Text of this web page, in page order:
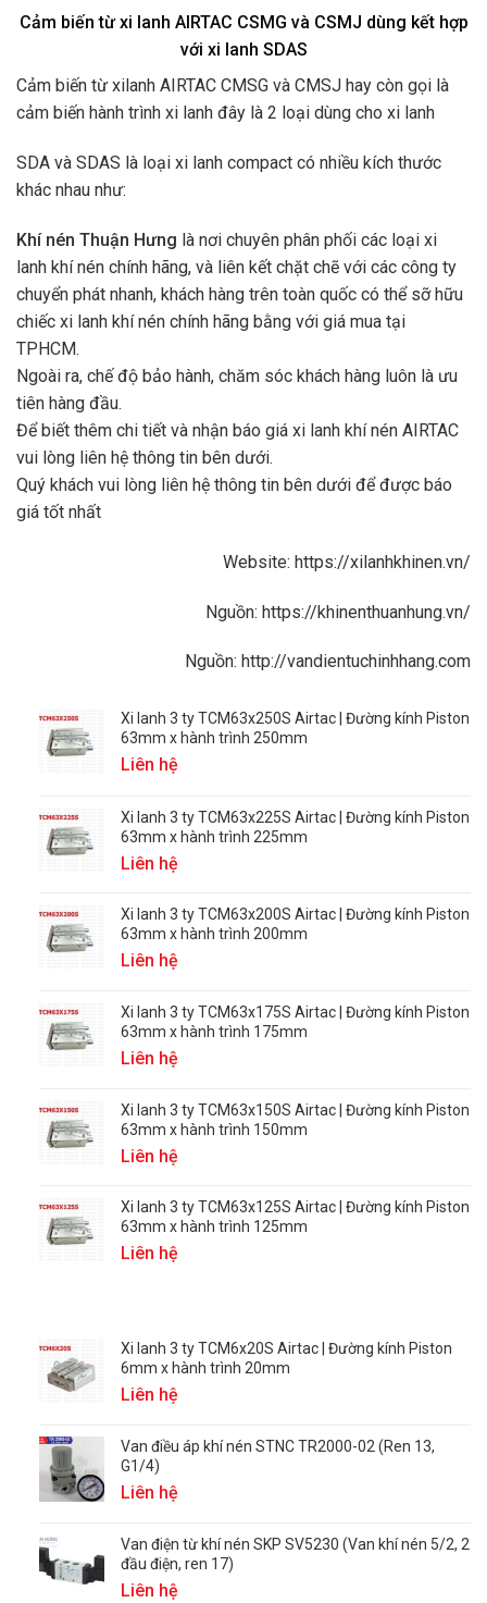
Cảm biến từ xi lanh AIRTAC CSMG và CSMJ dùng kết hợp
với xi lanh SDAS
Cảm biến từ xilanh AIRTAC CMSG và CMSJ hay còn gọi là
cảm biến hành trình xi lanh đây là 2 loại dùng cho xi lanh
SDA và SDAS là loại xi lanh compact có nhiều kích thước
khác nhau như:
Khí nén Thuận Hưng là nơi chuyên phân phối các loại xi
lanh khí nén chính hãng, và liên kết chặt chẽ với các công ty
chuyển phát nhanh, khách hàng trên toàn quốc có thể sỡ hữu
chiếc xi lanh khí nén chính hãng bằng với giá mua tại
TPHCM.
Ngoài ra, chế độ bảo hành, chăm sóc khách hàng luôn là ưu
tiên hàng đầu.
Để biết thêm chi tiết và nhận báo giá xi lanh khí nén AIRTAC
vui lòng liên hệ thông tin bên dưới.
Quý khách vui lòng liên hệ thông tin bên dưới để được báo
giá tốt nhất
Website: https://xilanhkhinen.vn/
Nguồn: https://khinenthuanhung.vn/
Nguồn: http://vandientuchinhhang.com
Xi lanh 3 ty TCM63x250S Airtac | Đường kính Piston
63mm x hành trình 250mm
Liên hệ
Xi lanh 3 ty TCM63x225S Airtac | Đường kính Piston
63mm x hành trình 225mm
Liên hệ
Xi lanh 3 ty TCM63x200S Airtac | Đường kính Piston
63mm x hành trình 200mm
Liên hệ
Xi lanh 3 ty TCM63x175S Airtac | Đường kính Piston
63mm x hành trình 175mm
Liên hệ
Xi lanh 3 ty TCM63x150S Airtac | Đường kính Piston
63mm x hành trình 150mm
Liên hệ
Xi lanh 3 ty TCM63x125S Airtac | Đường kính Piston
63mm x hành trình 125mm
Liên hệ
Xi lanh 3 ty TCM6x20S Airtac | Đường kính Piston
6mm x hành trình 20mm
Liên hệ
Van điều áp khí nén STNC TR2000-02 (Ren 13,
G1/4)
Liên hệ
Van điện từ khí nén SKP SV5230 (Van khí nén 5/2, 2
đầu điện, ren 17)
Liên hệ